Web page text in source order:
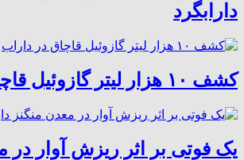
دارابگرد
کشف ۱۰ هزار لیتر گازوئیل قاچاق در داراب
یک فوتی بر اثر ریزش آوار در